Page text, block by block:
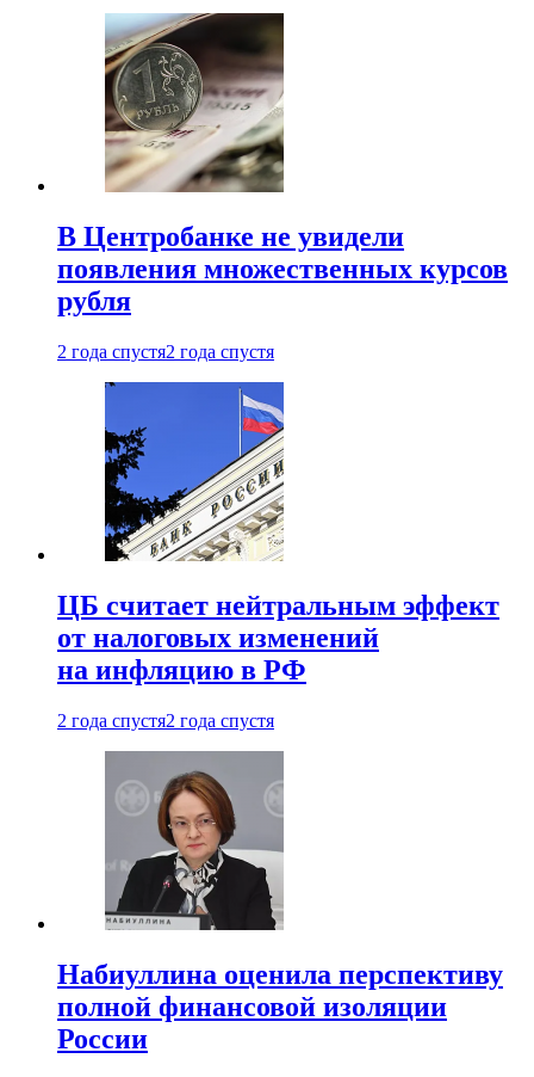
В Центробанке не увидели
появления множественных курсов
рубля
2 года спустя2 года спустя
ЦБ считает нейтральным эффект
от налоговых изменений
на инфляцию в РФ
2 года спустя2 года спустя
Набиуллина оценила перспективу
полной финансовой изоляции
России